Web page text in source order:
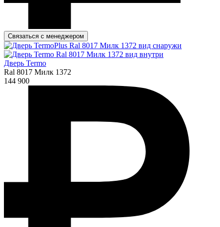
Связаться с менеджером
Дверь Termo
Ral 8017 Милк 1372
144 900